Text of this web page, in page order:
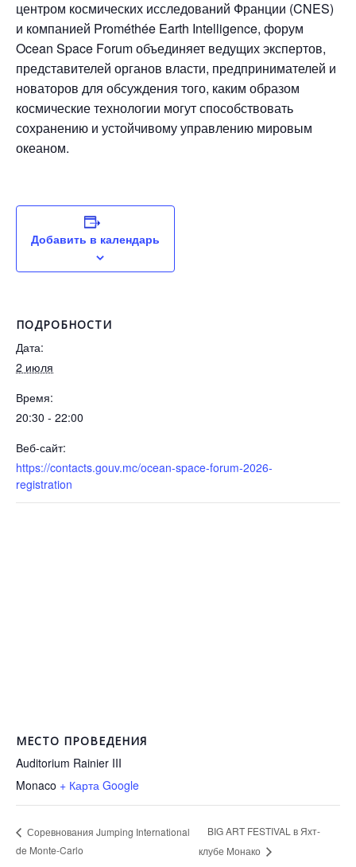
центром космических исследований Франции (CNES)
и компанией Prométhée Earth Intelligence, форум
Ocean Space Forum объединяет ведущих экспертов,
представителей органов власти, предпринимателей и
новаторов для обсуждения того, каким образом
космические технологии могут способствовать
сохранению и устойчивому управлению мировым
океаном.
Добавить в календарь
ПОДРОБНОСТИ
Дата:
2 июля
Время:
20:30 - 22:00
Веб-сайт:
https://contacts.gouv.mc/ocean-space-forum-2026-
registration
МЕСТО ПРОВЕДЕНИЯ
Auditorium Rainier III
Monaco + Карта Google
Соревнования Jumping International
de Monte-Carlo
BIG ART FESTIVAL в Яхт-
клубе Монако